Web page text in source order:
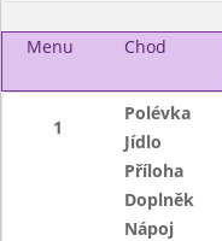
Menu Chod
1
Polévka
Jídlo
Příloha
Doplněk
Nápoj